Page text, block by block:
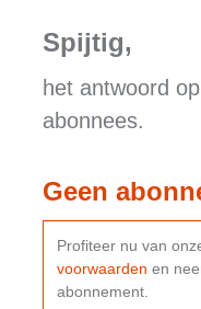
Spijtig,
het antwoord
abonnees.
Geen
Profiteer nu van
voorwaarden en
abonnement.